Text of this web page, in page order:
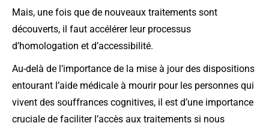
Mais, une fois que de nouveaux traitements sont
découverts, il faut accélérer leur processus
d’homologation et d’accessibilité.
Au-delà de l’importance de la mise à jour des dispositions
entourant l’aide médicale à mourir pour les personnes qui
vivent des souffrances cognitives, il est d’une importance
cruciale de faciliter l’accès aux traitements si nous